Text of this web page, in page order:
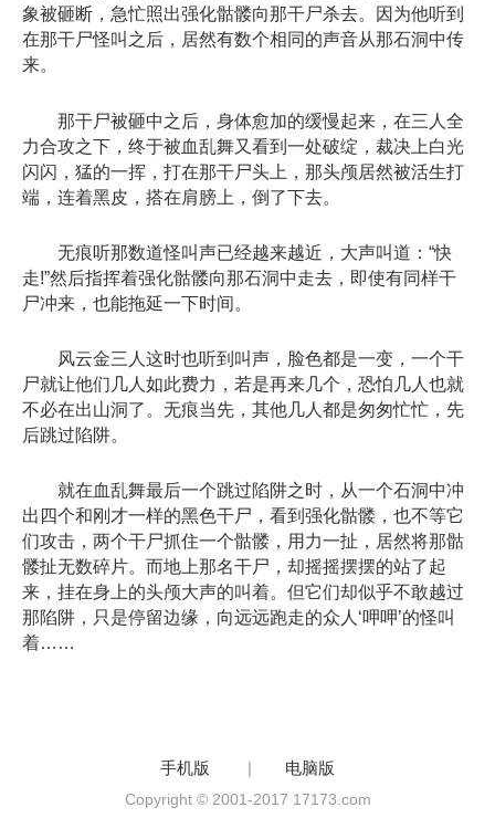
象被砸断，急忙照出强化骷髅向那干尸杀去。因为他听到
在那干尸怪叫之后，居然有数个相同的声音从那石洞中传
来。
那干尸被砸中之后，身体愈加的缓慢起来，在三人全
力合攻之下，终于被血乱舞又看到一处破绽，裁决上白光
闪闪，猛的一挥，打在那干尸头上，那头颅居然被活生打
端，连着黑皮，搭在肩膀上，倒了下去。
无痕听那数道怪叫声已经越来越近，大声叫道：“快
走!”然后指挥着强化骷髅向那石洞中走去，即使有同样干
尸冲来，也能拖延一下时间。
风云金三人这时也听到叫声，脸色都是一变，一个干
尸就让他们几人如此费力，若是再来几个，恐怕几人也就
不必在出山洞了。无痕当先，其他几人都是匆匆忙忙，先
后跳过陷阱。
就在血乱舞最后一个跳过陷阱之时，从一个石洞中冲
出四个和刚才一样的黑色干尸，看到强化骷髅，也不等它
们攻击，两个干尸抓住一个骷髅，用力一扯，居然将那骷
髅扯无数碎片。而地上那名干尸，却摇摇摆摆的站了起
来，挂在身上的头颅大声的叫着。但它们却似乎不敢越过
那陷阱，只是停留边缘，向远远跑走的众人‘呷呷’的怪叫
着……
手机版 | 电脑版
Copyright © 2001-2017 17173.com